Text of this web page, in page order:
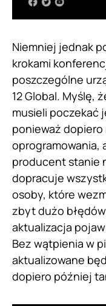
Niemniej jednak
krokami
poszczególne
12 Global. Myślę,
musieli poczekać
ponieważ
oprogramowania,
producent stanie
dopracuje
osoby, które
zbyt dużo
aktualizacja
Bez wątpienia w
aktualizowane
dopiero później